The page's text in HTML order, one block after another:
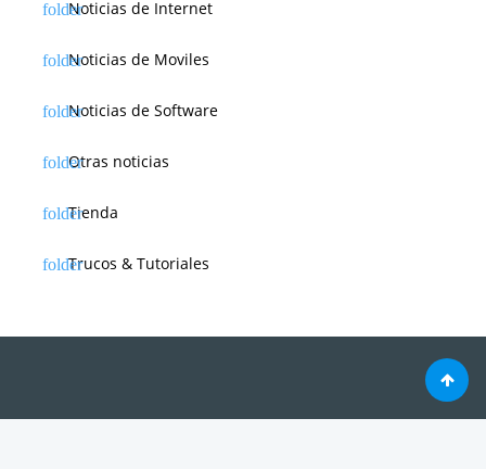
Noticias de Internet
Noticias de Moviles
Noticias de Software
Otras noticias
Tienda
Trucos & Tutoriales